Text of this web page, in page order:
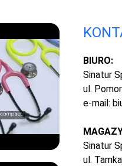
BIURO:
Sinatur
ul.
e-mail:
Sinatur
ul.